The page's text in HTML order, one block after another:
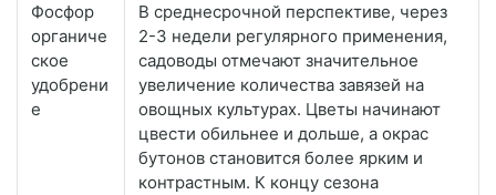
Фосфор
органиче
ское
удобрени
е
В среднесрочной перспективе, через
2-3 недели регулярного применения,
садоводы отмечают значительное
увеличение количества завязей на
овощных культурах. Цветы начинают
цвести обильнее и дольше, а окрас
бутонов становится более ярким и
контрастным. К концу сезона